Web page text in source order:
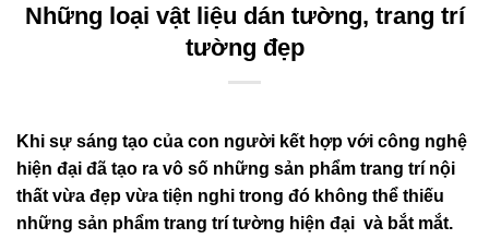
Những loại vật liệu dán tường, trang trí
tường đẹp
Khi sự sáng tạo của con người kết hợp với công nghệ
hiện đại đã tạo ra vô số những sản phẩm trang trí nội
thất vừa đẹp vừa tiện nghi trong đó không thể thiếu
những sản phẩm trang trí tường hiện đại và bắt mắt.